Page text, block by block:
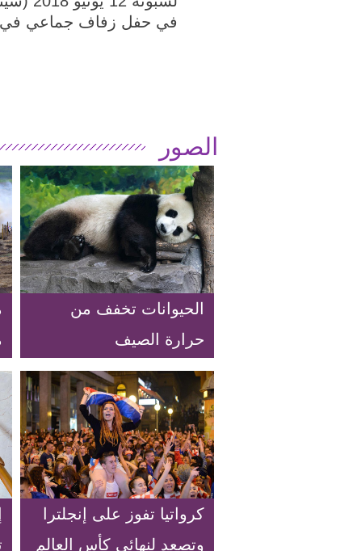
في حفل زفاف جماعي في
الصور
الحيوانات تخفف من
حرارة الصيف
كرواتيا تفوز على إنجلترا
وتصعد لنهائي كأس العالم